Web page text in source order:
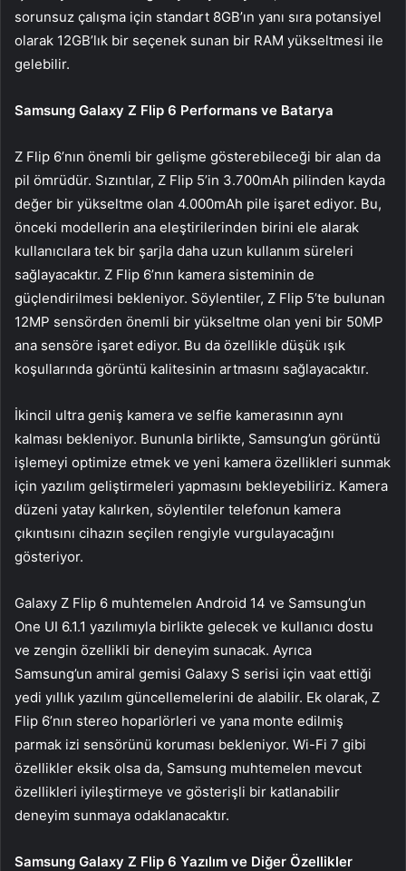
sorunsuz çalışma için standart 8GB’ın yanı sıra potansiyel
olarak 12GB’lık bir seçenek sunan bir RAM yükseltmesi ile
gelebilir.
Samsung Galaxy Z Flip 6 Performans ve Batarya
Z Flip 6’nın önemli bir gelişme gösterebileceği bir alan da
pil ömrüdür. Sızıntılar, Z Flip 5’in 3.700mAh pilinden kayda
değer bir yükseltme olan 4.000mAh pile işaret ediyor. Bu,
önceki modellerin ana eleştirilerinden birini ele alarak
kullanıcılara tek bir şarjla daha uzun kullanım süreleri
sağlayacaktır. Z Flip 6’nın kamera sisteminin de
güçlendirilmesi bekleniyor. Söylentiler, Z Flip 5’te bulunan
12MP sensörden önemli bir yükseltme olan yeni bir 50MP
ana sensöre işaret ediyor. Bu da özellikle düşük ışık
koşullarında görüntü kalitesinin artmasını sağlayacaktır.
İkincil ultra geniş kamera ve selfie kamerasının aynı
kalması bekleniyor. Bununla birlikte, Samsung’un görüntü
işlemeyi optimize etmek ve yeni kamera özellikleri sunmak
için yazılım geliştirmeleri yapmasını bekleyebiliriz. Kamera
düzeni yatay kalırken, söylentiler telefonun kamera
çıkıntısını cihazın seçilen rengiyle vurgulayacağını
gösteriyor.
Galaxy Z Flip 6 muhtemelen Android 14 ve Samsung’un
One UI 6.1.1 yazılımıyla birlikte gelecek ve kullanıcı dostu
ve zengin özellikli bir deneyim sunacak. Ayrıca
Samsung’un amiral gemisi Galaxy S serisi için vaat ettiği
yedi yıllık yazılım güncellemelerini de alabilir. Ek olarak, Z
Flip 6’nın stereo hoparlörleri ve yana monte edilmiş
parmak izi sensörünü koruması bekleniyor. Wi-Fi 7 gibi
özellikler eksik olsa da, Samsung muhtemelen mevcut
özellikleri iyileştirmeye ve gösterişli bir katlanabilir
deneyim sunmaya odaklanacaktır.
Samsung Galaxy Z Flip 6 Yazılım ve Diğer Özellikler